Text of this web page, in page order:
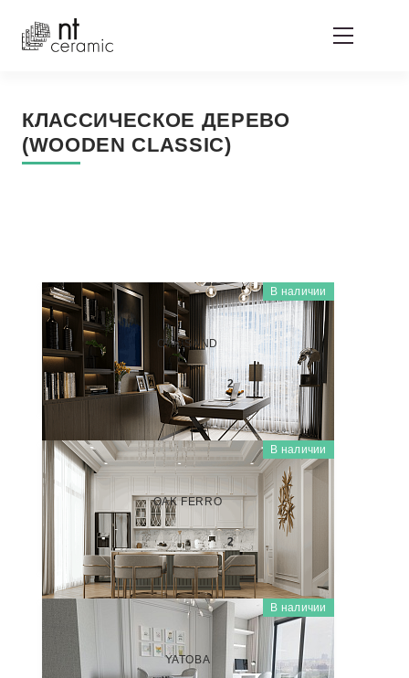
КЛАССИЧЕСКОЕ ДЕРЕВО
(WOODEN CLASSIC)
В наличии
WOODEN CLASSIC (КЛАССИЧЕСКОЕ ДЕРЕВО)
SP55201P
OAK SAND
2 800 ₽/м2
В наличии
WOODEN CLASSIC (КЛАССИЧЕСКОЕ ДЕРЕВО)
SP55202P
OAK FERRO
2 800 ₽/м2
В наличии
WOODEN CLASSIC (КЛАССИЧЕСКОЕ ДЕРЕВО)
SP55207P
YATOBA